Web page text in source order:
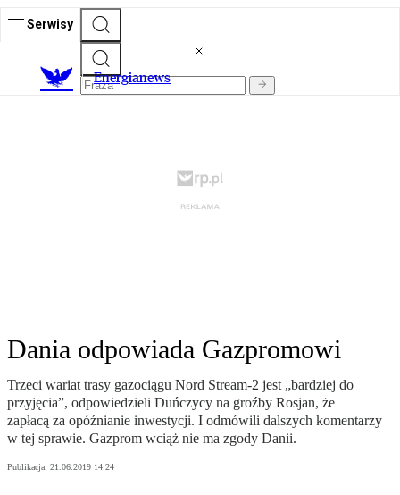
Serwisy
Energianews
Dania odpowiada Gazpromowi
Trzeci wariat trasy gazociągu Nord Stream-2 jest „bardziej do
przyjęcia”, odpowiedzieli Duńczycy na groźby Rosjan, że
zapłacą za opóźnianie inwestycji. I odmówili dalszych komentarzy
w tej sprawie. Gazprom wciąż nie ma zgody Danii.
Publikacja: 21.06.2019 14:24